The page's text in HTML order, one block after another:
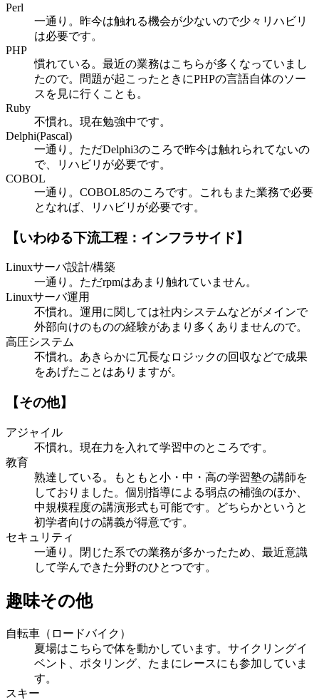
Perl
一通り。昨今は触れる機会が少ないので少々リハビリ
は必要です。
PHP
慣れている。最近の業務はこちらが多くなっていまし
たので。問題が起こったときにPHPの言語自体のソー
スを見に行くことも。
Ruby
不慣れ。現在勉強中です。
Delphi(Pascal)
一通り。ただDelphi3のころで昨今は触れられてないの
で、リハビリが必要です。
COBOL
一通り。COBOL85のころです。これもまた業務で必要
となれば、リハビリが必要です。
【いわゆる下流工程：インフラサイド】
Linuxサーバ設計/構築
一通り。ただrpmはあまり触れていません。
Linuxサーバ運用
不慣れ。運用に関しては社内システムなどがメインで
外部向けのものの経験があまり多くありませんので。
高圧システム
不慣れ。あきらかに冗長なロジックの回収などで成果
をあげたことはありますが。
【その他】
アジャイル
不慣れ。現在力を入れて学習中のところです。
教育
熟達している。もともと小・中・高の学習塾の講師を
しておりました。個別指導による弱点の補強のほか、
中規模程度の講演形式も可能です。どちらかというと
初学者向けの講義が得意です。
セキュリティ
一通り。閉じた系での業務が多かったため、最近意識
して学んできた分野のひとつです。
趣味その他
自転車（ロードバイク）
夏場はこちらで体を動かしています。サイクリングイ
ベント、ポタリング、たまにレースにも参加していま
す。
スキー